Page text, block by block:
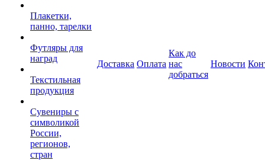
Плакетки,
панно, тарелки
Футляры для
наград
Текстильная
продукция
Сувениры с
символикой
России,
регионов,
стран
Доставка Оплата
Как до
нас
добраться
Новости